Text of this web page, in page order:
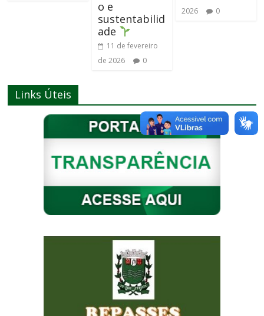
o e
sustentabilid
ade
11 de fevereiro
de 2026
0
2026
0
Links Úteis